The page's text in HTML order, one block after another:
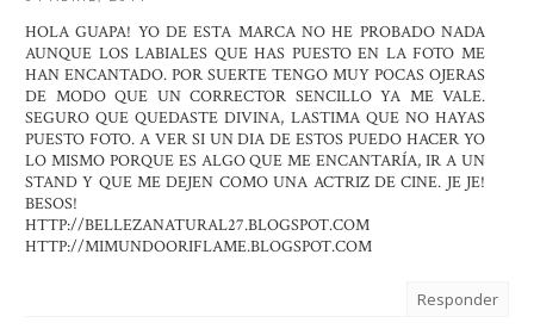
HOLA GUAPA! YO DE ESTA MARCA NO HE PROBADO NADA
AUNQUE LOS LABIALES QUE HAS PUESTO EN LA FOTO ME
HAN ENCANTADO. POR SUERTE TENGO MUY POCAS OJERAS
DE MODO QUE UN CORRECTOR SENCILLO YA ME VALE.
SEGURO QUE QUEDASTE DIVINA, LASTIMA QUE NO HAYAS
PUESTO FOTO. A VER SI UN DIA DE ESTOS PUEDO HACER YO
LO MISMO PORQUE ES ALGO QUE ME ENCANTARÍA, IR A UN
STAND Y QUE ME DEJEN COMO UNA ACTRIZ DE CINE. JE JE!
BESOS!
HTTP://BELLEZANATURAL27.BLOGSPOT.COM
HTTP://MIMUNDOORIFLAME.BLOGSPOT.COM
Responder